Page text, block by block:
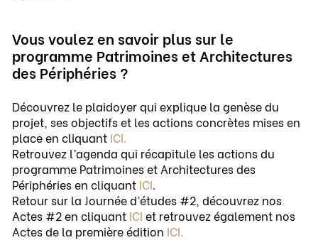
Vous voulez en savoir plus sur le
programme Patrimoines et Architectures
des Périphéries ?
Découvrez le plaidoyer qui explique la genèse du
projet, ses objectifs et les actions concrètes mises en
place en cliquant ICI.
Retrouvez l’agenda qui récapitule les actions du
programme Patrimoines et Architectures des
Périphéries en cliquant ICI.
Retour sur la Journée d’études #2, découvrez nos
Actes #2 en cliquant ICI et retrouvez également nos
Actes de la première édition ICI.